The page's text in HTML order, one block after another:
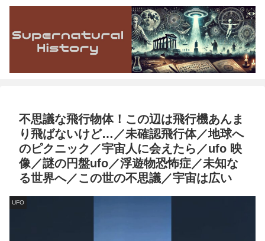
不思議な飛行物体！この辺は飛行機あんま
り飛ばないけど…／未確認飛行体／地球へ
のピクニック／宇宙人に会えたら／ufo 映
像／謎の円盤ufo／浮遊物恐怖症／未知な
る世界へ／この世の不思議／宇宙は広い
UFO